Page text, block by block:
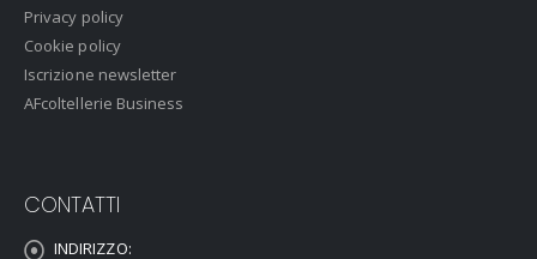
Privacy policy
Cookie policy
Iscrizione newsletter
AFcoltellerie Business
CONTATTI
INDIRIZZO: